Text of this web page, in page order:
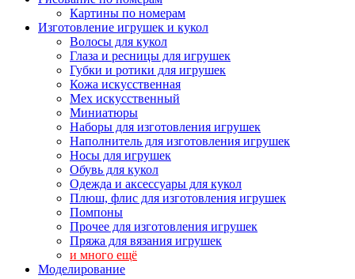
Картины по номерам
Изготовление игрушек и кукол
Волосы для кукол
Глаза и ресницы для игрушек
Губки и ротики для игрушек
Кожа искусственная
Мех искусственный
Миниатюры
Наборы для изготовления игрушек
Наполнитель для изготовления игрушек
Носы для игрушек
Обувь для кукол
Одежда и аксессуары для кукол
Плюш, флис для изготовления игрушек
Помпоны
Прочее для изготовления игрушек
Пряжа для вязания игрушек
и много ещё
Моделирование